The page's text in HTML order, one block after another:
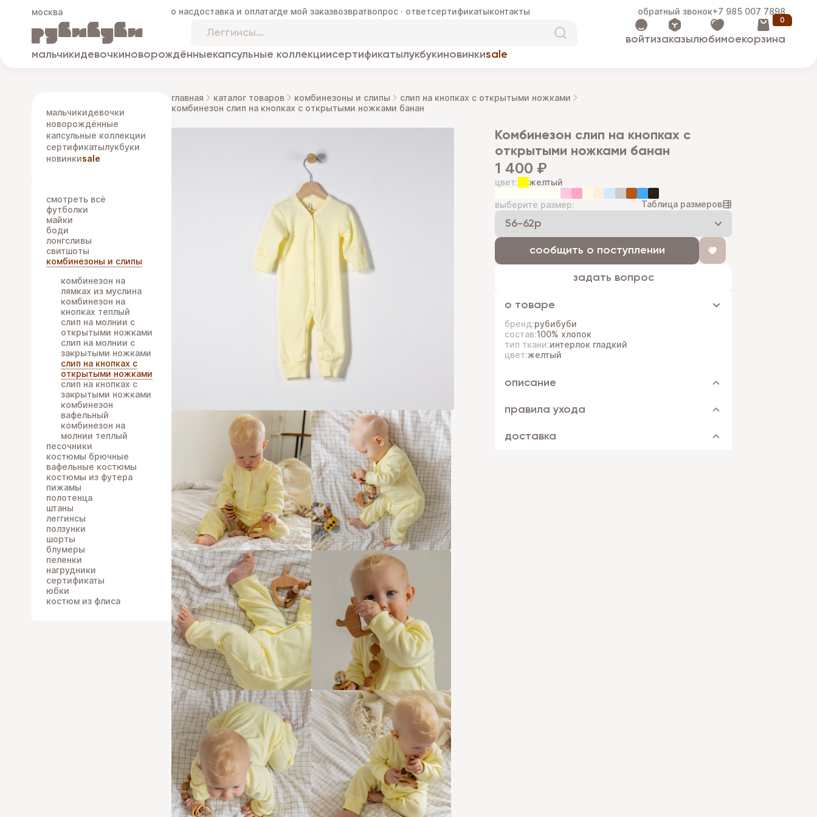
москва о насдоставка и оплатагде мой заказвозвратвопрос · ответсертификатыконтакты обратный звонок+7 985 007 7898
войтизаказылюбимое
0
корзина
мальчикидевочкиноворождённыекапсульные коллекциисертификатылукбукиновинкиsale
мальчикидевочки
новорождённые
капсульные коллекции
сертификатылукбуки
новинкиsale
смотреть всё
футболки
майки
боди
лонгсливы
свитшоты
комбинезоны и слипы
комбинезон на
лямках из муслина
комбинезон на
кнопках теплый
слип на молнии с
открытыми ножками
слип на молнии с
закрытыми ножками
слип на кнопках с
открытыми ножками
слип на кнопках с
закрытыми ножками
комбинезон
вафельный
комбинезон на
молнии теплый
песочники
костюмы брючные
вафельные костюмы
костюмы из футера
пижамы
полотенца
штаны
леггинсы
ползунки
шорты
блумеры
пеленки
нагрудники
сертификаты
юбки
костюм из флиса
главная каталог товаров комбинезоны и слипы
слип на кнопках с открытыми ножками
комбинезон слип на кнопках с открытыми ножками банан
комбинезон слип на кнопках с
открытыми ножками банан
1 400 ₽
цвет: желтый
выберите размер: Таблица размеров
сообщить о поступлении
задать вопрос
о товаре
бренд:рубибуби
состав:100% хлопок
тип ткани:интерлок гладкий
цвет:желтый
описание
правила ухода
доставка